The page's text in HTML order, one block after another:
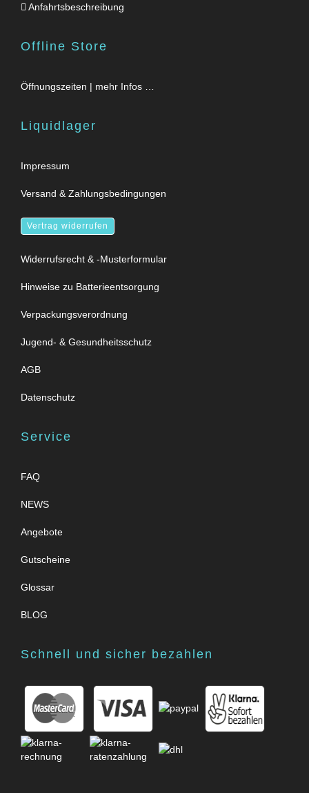
Anfahrtsbeschreibung
Offline Store
Öffnungszeiten | mehr Infos …
Liquidlager
Impressum
Versand & Zahlungsbedingungen
Vertrag widerrufen
Widerrufsrecht & -Musterformular
Hinweise zu Batterieentsorgung
Verpackungsverordnung
Jugend- & Gesundheitsschutz
AGB
Datenschutz
Service
FAQ
NEWS
Angebote
Gutscheine
Glossar
BLOG
Schnell und sicher bezahlen